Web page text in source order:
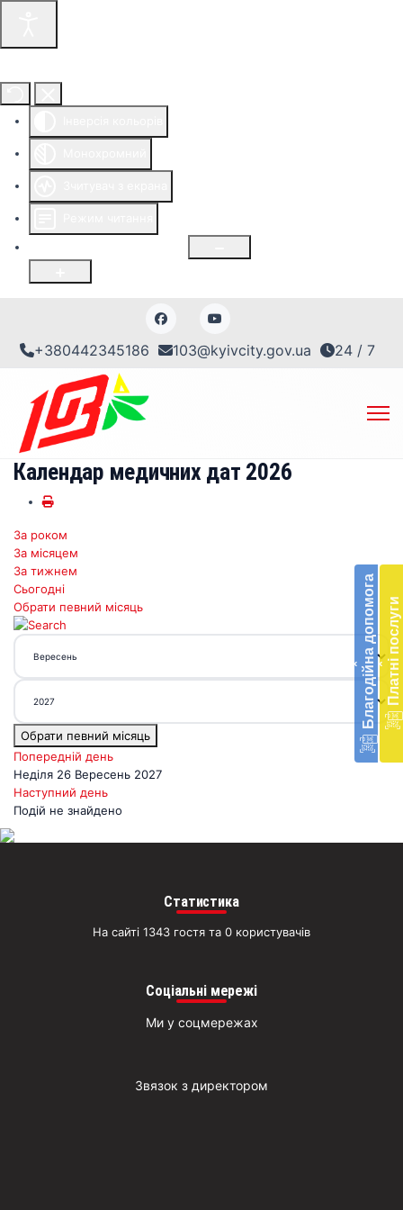
+380442345186 103@kyivcity.gov.ua 24 / 7
‹ Благодійна допомогав
‹ Платні послуги
Календар медичних дат 2026
За роком
За місяцем
За тижнем
Сьогодні
Обрати певний місяць
Обрати певний місяць
Попередній день
Неділя 26 Вересень 2027
Наступний день
Подій не знайдено
Статистика
На сайті 1343 гостя та 0 користувачів
Соціальні мережі
Ми у соцмережах
Звязок з директором